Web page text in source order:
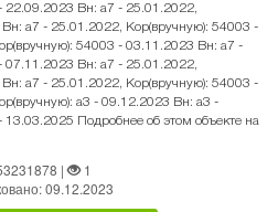
22.09.2023 Вн: a7 - 25.01.2022,
a7 - 25.01.2022, Кор(вручную): 54003 -
54003 - 03.11.2023 Вн: a7 -
07.11.2023 Вн: a7 - 25.01.2022,
a7 - 25.01.2022, Кор(вручную): 54003 -
a3 - 09.12.2023 Вн: a3 -
Подробнее об этом объекте на
|
1
09.12.2023